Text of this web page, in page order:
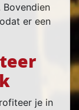
er een
je in